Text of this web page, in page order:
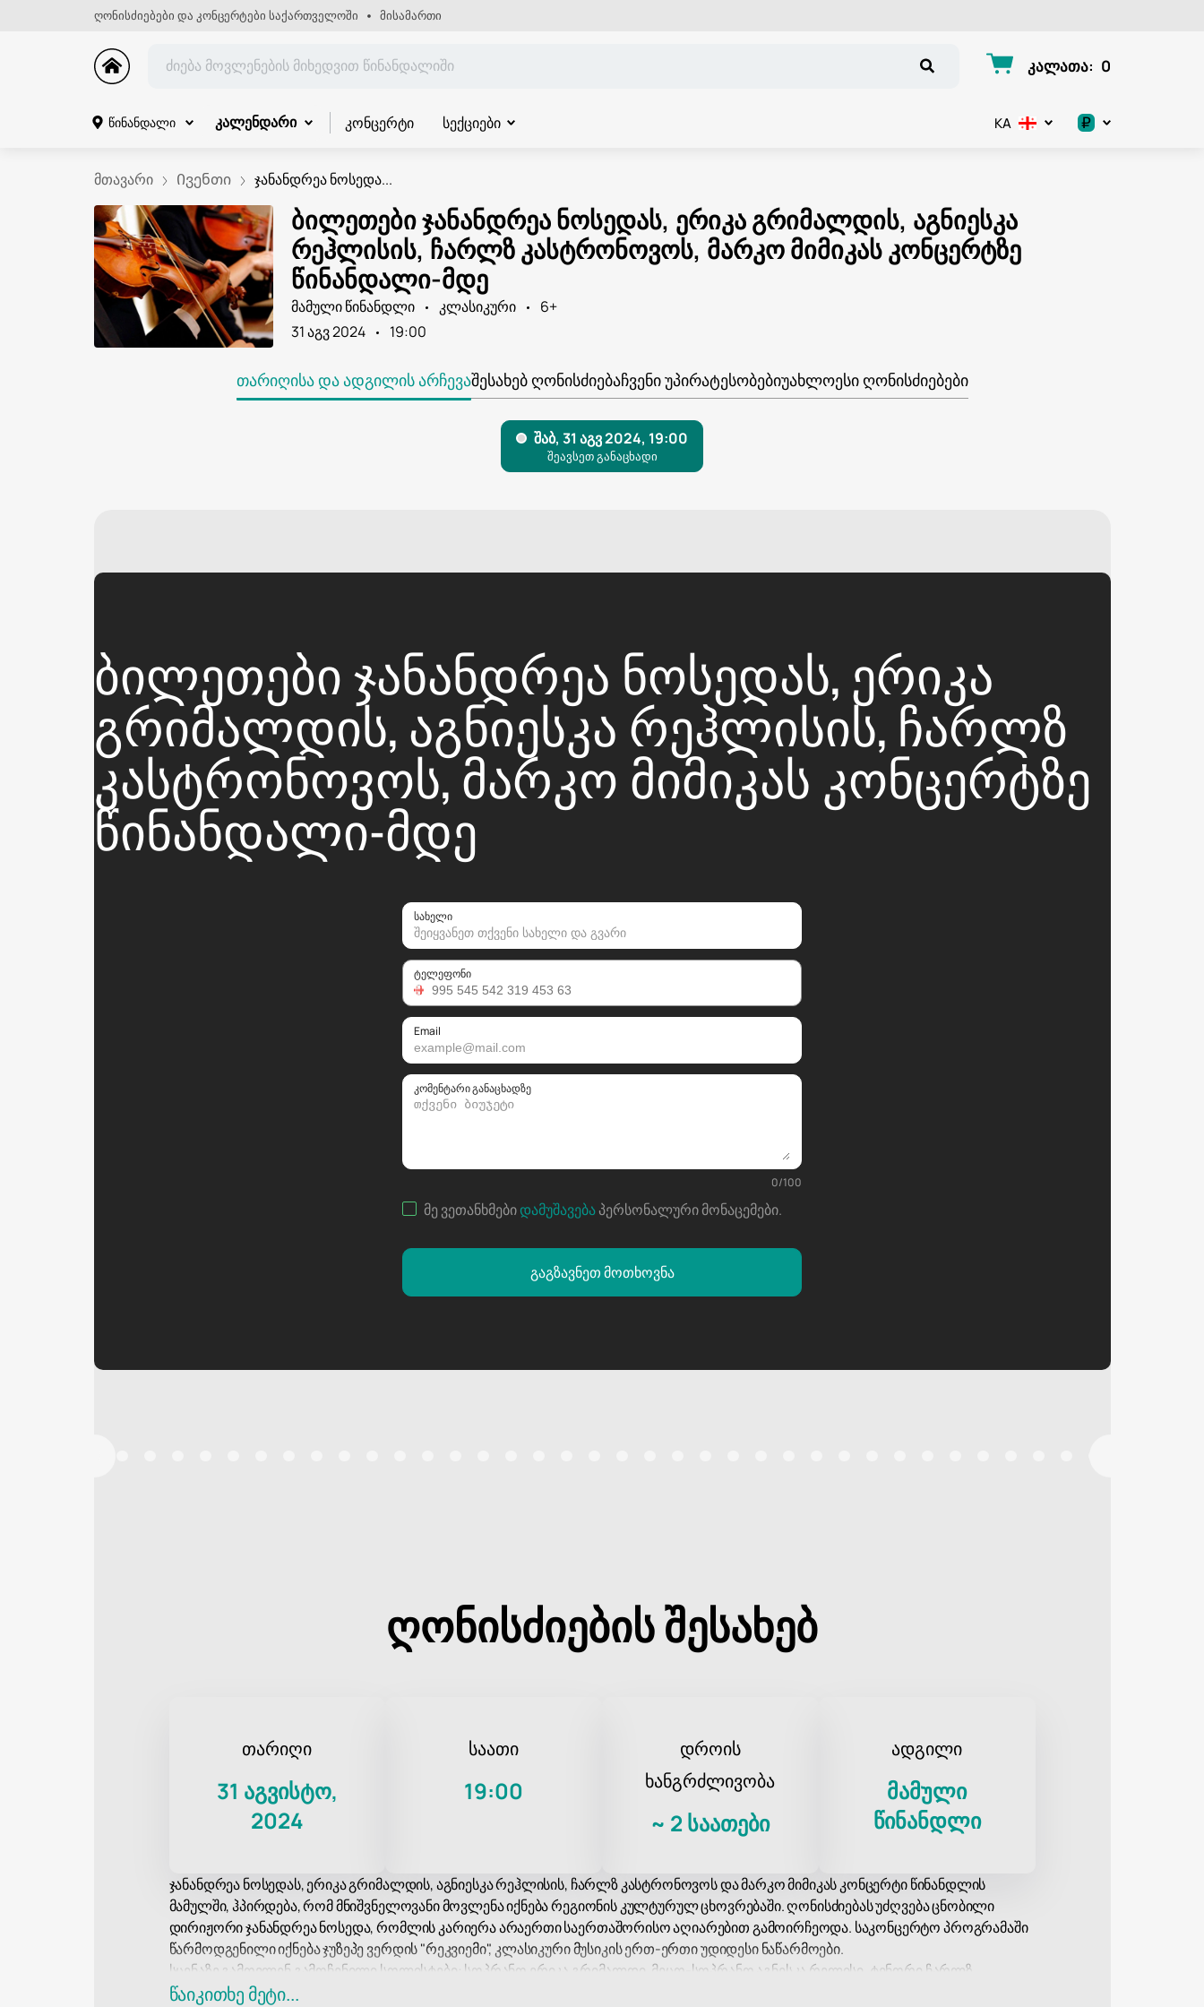
ღონისძიებები და კონცერტები საქართველოში მისამართი
კალათა: 0
წინანდალი კალენდარი კონცერტი სექციები KA ₽
მთავარი Ივენთი ჯანანდრეა ნოსედა...
ბილეთები ჯანანდრეა ნოსედას, ერიკა გრიმალდის, აგნიესკა
რეჰლისის, ჩარლზ კასტრონოვოს, მარკო მიმიკას კონცერტზე
წინანდალი-მდე
მამული წინანდლი კლასიკური
6+
31 აგვ 2024
19:00
ᲗᲐᲠᲘᲦᲘᲡᲐ ᲓᲐ ᲐᲓᲒᲘᲚᲘᲡ ᲐᲠᲩᲔᲕᲐᲨᲔᲡᲐᲮᲔᲑ ᲦᲝᲜᲘᲡᲫᲘᲔᲑᲐᲩᲕᲔᲜᲘ ᲣᲞᲘᲠᲐᲢᲔᲡᲝᲑᲔᲑᲘᲣᲐᲮᲚᲝᲔᲡᲘ ᲦᲝᲜᲘᲡᲫᲘᲔᲑᲔᲑᲘ
ᲑᲘᲚᲔᲗᲔᲑᲘ ᲯᲐᲜᲐᲜᲓᲠᲔᲐ ᲜᲝᲡᲔᲓᲐᲡ, ᲔᲠᲘᲙᲐ
ᲒᲠᲘᲛᲐᲚᲓᲘᲡ, ᲐᲒᲜᲘᲔᲡᲙᲐ ᲠᲔᲰᲚᲘᲡᲘᲡ, ᲩᲐᲠᲚᲖ
ᲙᲐᲡᲢᲠᲝᲜᲝᲕᲝᲡ, ᲛᲐᲠᲙᲝ ᲛᲘᲛᲘᲙᲐᲡ ᲙᲝᲜᲪᲔᲠᲢᲖᲔ
ᲬᲘᲜᲐᲜᲓᲐᲚᲘ-ᲛᲓᲔ
სახელი
ტელეფონი
Email
კომენტარი განაცხადზე
0/100
მე ვეთანხმებიდამუშავებაპერსონალური მონაცემები.
გაგზავნეთ მოთხოვნა
ღონისძიების შესახებ
თარიღი
31 აგვისტო,
2024
საათი
19:00
დროის
ხანგრძლივობა
~ 2 საათები
ადგილი
მამული
წინანდლი
ჯანანდრეა ნოსედას, ერიკა გრიმალდის, აგნიესკა რეჰლისის, ჩარლზ კასტრონოვოს და მარკო მიმიკას კონცერტი წინანდლის
მამულში, ჰპირდება, რომ მნიშვნელოვანი მოვლენა იქნება რეგიონის კულტურულ ცხოვრებაში. ღონისძიებას უძღვება ცნობილი
დირიჟორი ჯანანდრეა ნოსედა, რომლის კარიერა არაერთი საერთაშორისო აღიარებით გამოირჩეოდა. საკონცერტო პროგრამაში
წარმოდგენილი იქნება ჯუზეპე ვერდის "რეკვიემი", კლასიკური მუსიკის ერთ-ერთი უდიდესი ნაწარმოები.
სცენაზე გამოვლენ გამოჩენილი სოლისტები: სოპრანო ერიკა გრიმალდი, მეცო-სოპრანო აგნესკა რელისი, ტენორი ჩარლზ
კასტრონოვო და ბას-ბარიტონი მარკო მიმიკა. მათ სპექტაკლს თან ახლავს თბილისის ოპერისა და ბალეტის თეატრის გუნდი და
წაიკითხე მეტი...